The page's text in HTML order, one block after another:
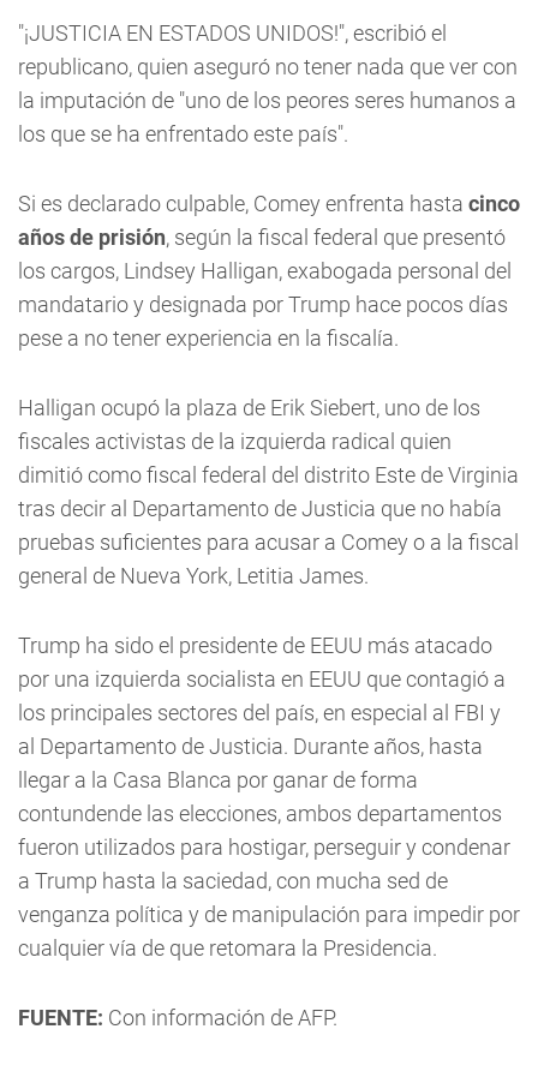
"¡JUSTICIA EN ESTADOS UNIDOS!", escribió el
republicano, quien aseguró no tener nada que ver con
la imputación de "uno de los peores seres humanos a
los que se ha enfrentado este país".
Si es declarado culpable, Comey enfrenta hasta cinco
años de prisión, según la fiscal federal que presentó
los cargos, Lindsey Halligan, exabogada personal del
mandatario y designada por Trump hace pocos días
pese a no tener experiencia en la fiscalía.
Halligan ocupó la plaza de Erik Siebert, uno de los
fiscales activistas de la izquierda radical quien
dimitió como fiscal federal del distrito Este de Virginia
tras decir al Departamento de Justicia que no había
pruebas suficientes para acusar a Comey o a la fiscal
general de Nueva York, Letitia James.
Trump ha sido el presidente de EEUU más atacado
por una izquierda socialista en EEUU que contagió a
los principales sectores del país, en especial al FBI y
al Departamento de Justicia. Durante años, hasta
llegar a la Casa Blanca por ganar de forma
contundende las elecciones, ambos departamentos
fueron utilizados para hostigar, perseguir y condenar
a Trump hasta la saciedad, con mucha sed de
venganza política y de manipulación para impedir por
cualquier vía de que retomara la Presidencia.
FUENTE: Con información de AFP.